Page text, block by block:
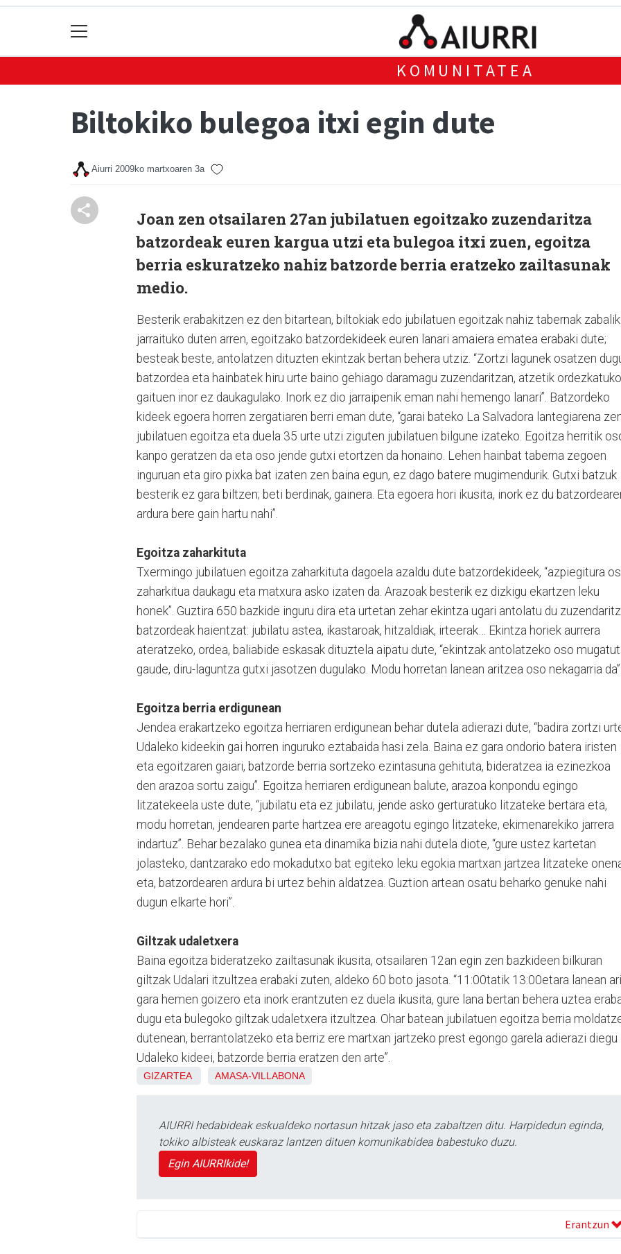
KOMUNITATEA
Biltokiko bulegoa itxi egin dute
Aiurri 2009ko martxoaren 3a
Joan zen otsailaren 27an jubilatuen egoitzako zuzendaritza
batzordeak euren kargua utzi eta bulegoa itxi zuen, egoitza
berria eskuratzeko nahiz batzorde berria eratzeko zailtasunak
medio.
Besterik erabakitzen ez den bitartean, biltokiak edo jubilatuen egoitzak nahiz tabernak zabalik
jarraituko duten arren, egoitzako batzordekideek euren lanari amaiera ematea erabaki dute;
besteak beste, antolatzen dituzten ekintzak bertan behera utziz. “Zortzi lagunek osatzen
batzordea eta hainbatek hiru urte baino gehiago daramagu zuzendaritzan, atzetik ordezkatuko
gaituen inor ez daukagulako. Inork ez dio jarraipenik eman nahi hemengo lanari”. Batzordeko
kideek egoera horren zergatiaren berri eman dute, “garai bateko La Salvadora lantegiarena
jubilatuen egoitza eta duela 35 urte utzi ziguten jubilatuen bilgune izateko. Egoitza herritik
kanpo geratzen da eta oso jende gutxi etortzen da honaino. Lehen hainbat taberna zegoen
inguruan eta giro pixka bat izaten zen baina egun, ez dago batere mugimendurik. Gutxi batzuk
besterik ez gara biltzen; beti berdinak, gainera. Eta egoera hori ikusita, inork ez du
ardura bere gain hartu nahi”.
Egoitza zaharkituta
Txermingo jubilatuen egoitza zaharkituta dagoela azaldu dute batzordekideek, “azpiegitura
zaharkitua daukagu eta matxura asko izaten da. Arazoak besterik ez dizkigu ekartzen leku
honek”. Guztira 650 bazkide inguru dira eta urtetan zehar ekintza ugari antolatu du
batzordeak haientzat: jubilatu astea, ikastaroak, hitzaldiak, irteerak… Ekintza horiek aurrera
ateratzeko, ordea, baliabide eskasak dituztela aipatu dute, “ekintzak antolatzeko oso
gaude, diru-laguntza gutxi jasotzen dugulako. Modu horretan lanean aritzea oso nekagarria da”.
Egoitza berria erdigunean
Jendea erakartzeko egoitza herriaren erdigunean behar dutela adierazi dute, “badira zortzi
Udaleko kideekin gai horren inguruko eztabaida hasi zela. Baina ez gara ondorio batera iristen
eta egoitzaren gaiari, batzorde berria sortzeko ezintasuna gehituta, bideratzea ia ezinezkoa
den arazoa sortu zaigu”. Egoitza herriaren erdigunean balute, arazoa konpondu egingo
litzatekeela uste dute, “jubilatu eta ez jubilatu, jende asko gerturatuko litzateke bertara eta,
modu horretan, jendearen parte hartzea ere areagotu egingo litzateke, ekimenarekiko jarrera
indartuz”. Behar bezalako gunea eta dinamika bizia nahi dutela diote, “gure ustez kartetan
jolasteko, dantzarako edo mokadutxo bat egiteko leku egokia martxan jartzea litzateke
eta, batzordearen ardura bi urtez behin aldatzea. Guztion artean osatu beharko genuke nahi
dugun elkarte hori”.
Giltzak udaletxera
Baina egoitza bideratzeko zailtasunak ikusita, otsailaren 12an egin zen bazkideen bilkuran
giltzak Udalari itzultzea erabaki zuten, aldeko 60 boto jasota. “11:00tatik 13:00etara lanean
gara hemen goizero eta inork erantzuten ez duela ikusita, gure lana bertan behera uztea
dugu eta bulegoko giltzak udaletxera itzultzea. Ohar batean jubilatuen egoitza berria
dutenean, berrantolatzeko eta berriz ere martxan jartzeko prest egongo garela adierazi diegu
Udaleko kideei, batzorde berria eratzen den arte”.
GIZARTEA AMASA-VILLABONA
AIURRI hedabideak eskualdeko nortasun hitzak jaso eta zabaltzen ditu. Harpidedun eginda,
tokiko albisteak euskaraz lantzen dituen komunikabidea babestuko duzu.
Egin AIURRIkide!
Erantzun